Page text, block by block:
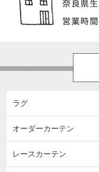
ラグ
オーダーカーテン
レースカーテン